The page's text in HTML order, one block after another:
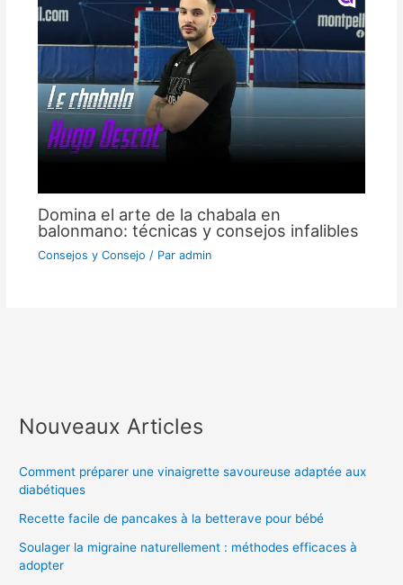
Domina el arte de la chabala en
balonmano: técnicas y consejos infalibles
Consejos y Consejo / Par admin
Nouveaux Articles
Comment préparer une vinaigrette savoureuse adaptée aux
diabétiques
Recette facile de pancakes à la betterave pour bébé
Soulager la migraine naturellement : méthodes efficaces à
adopter